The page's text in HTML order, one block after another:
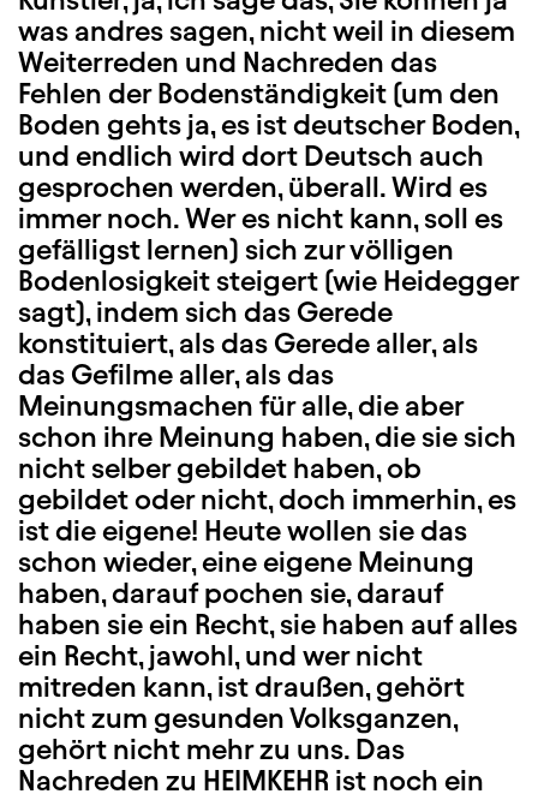
was andres sagen, nicht weil in diesem
Weiterreden und Nachreden das
Fehlen der Bodenständigkeit (um den
Boden gehts ja, es ist deutscher Boden,
und endlich wird dort Deutsch auch
gesprochen werden, überall. Wird es
immer noch. Wer es nicht kann, soll es
gefälligst lernen) sich zur völligen
Bodenlosigkeit steigert (wie Heidegger
sagt), indem sich das Gerede
konstituiert, als das Gerede aller, als
das Gefilme aller, als das
Meinungsmachen für alle, die aber
schon ihre Meinung haben, die sie sich
nicht selber gebildet haben, ob
gebildet oder nicht, doch immerhin, es
ist die eigene! Heute wollen sie das
schon wieder, eine eigene Meinung
haben, darauf pochen sie, darauf
haben sie ein Recht, sie haben auf alles
ein Recht, jawohl, und wer nicht
mitreden kann, ist draußen, gehört
nicht zum gesunden Volksganzen,
gehört nicht mehr zu uns. Das
Nachreden zu HEIMKEHR ist noch ein